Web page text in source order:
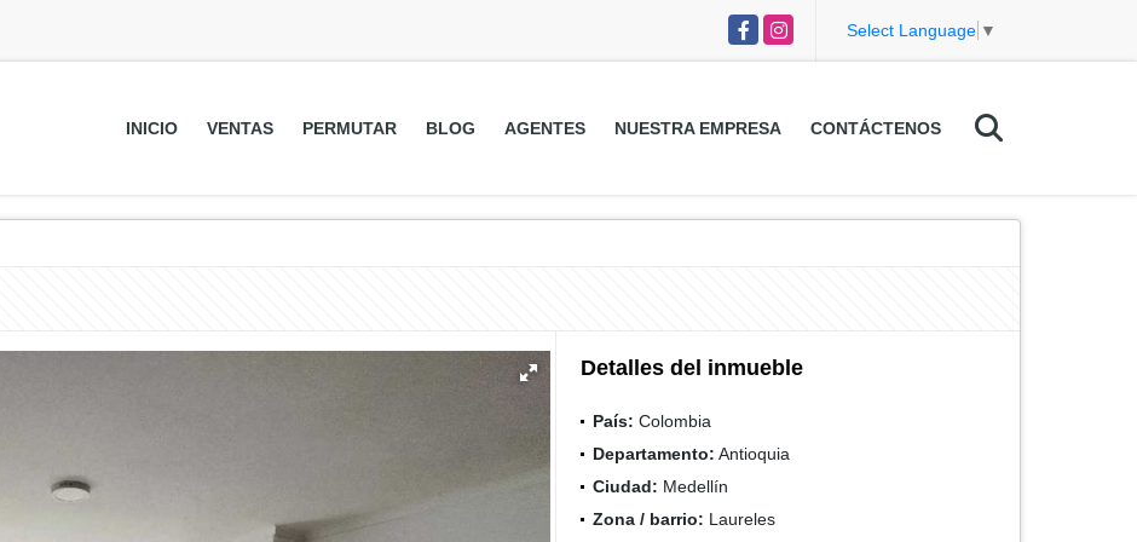
FacebookInstagram Select Language ▼
INICIO VENTAS PERMUTAR BLOG AGENTES NUESTRA EMPRESA CONTÁCTENOS
Detalles del inmueble
País: Colombia
Departamento: Antioquia
Ciudad: Medellín
Zona / barrio: Laureles